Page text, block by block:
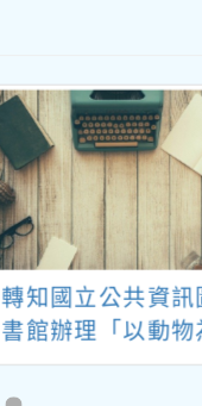
轉知國立公共資訊
書館辦理「以動物
食」系列講座暨書
11月場次活動資訊